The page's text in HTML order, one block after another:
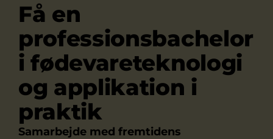
Få en
professionsbachelor
i fødevareteknologi
og applikation i
praktik
Samarbejde med fremtidens